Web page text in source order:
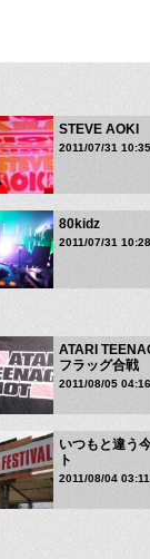
STEVE AOKI
2011/07/31
80kidz
2011/07/31
ATARI
フラッグ合戦
2011/08/05
いつもと違う
ト
2011/08/04